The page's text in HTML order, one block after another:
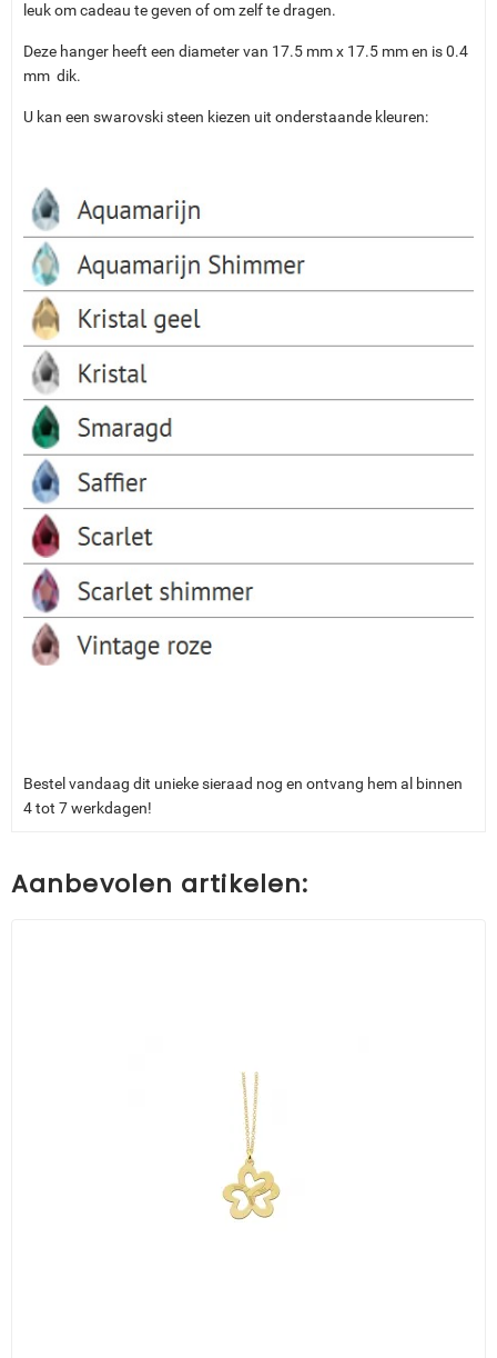
leuk om cadeau te geven of om zelf te dragen.
Deze hanger heeft een diameter van 17.5 mm x 17.5 mm en is 0.4
mm dik.
U kan een swarovski steen kiezen uit onderstaande kleuren:
Bestel vandaag dit unieke sieraad nog en ontvang hem al binnen
4 tot 7 werkdagen!
Aanbevolen artikelen: